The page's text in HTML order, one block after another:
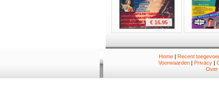
€ 16.95
Home| Recent
Voorwaarden | Privacy |
Over